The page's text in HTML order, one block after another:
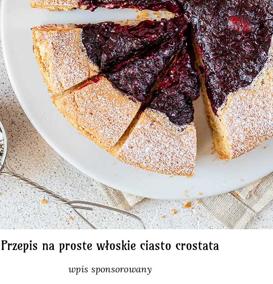
Przepis na proste włoskie ciasto crostata
wpis sponsorowany